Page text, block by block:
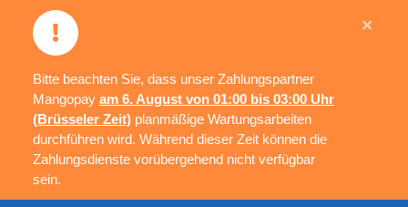
Bitte beachten Sie, dass unser Zahlungspartner
Mangopay am 6. August von 01:00 bis 03:00 Uhr
(Brüsseler Zeit) planmäßige Wartungsarbeiten
durchführen wird. Während dieser Zeit können die
Zahlungsdienste vorübergehend nicht verfügbar
sein.
×